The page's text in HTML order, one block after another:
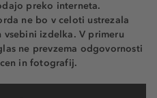
preko interneta.
ne bo v celoti ustrezala
izdelka. V primeru
ne prevzema odgovornosti
in fotografij.